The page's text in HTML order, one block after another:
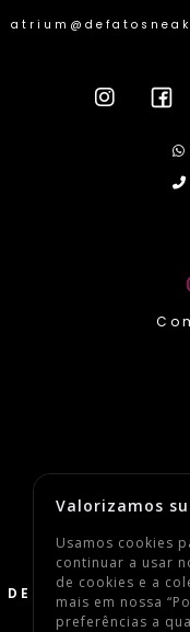
Valorizamos
Usamos cookies
continuar a usar
de cookies e a
mais em nossa
preferências a
2026
Todos
DEFATO